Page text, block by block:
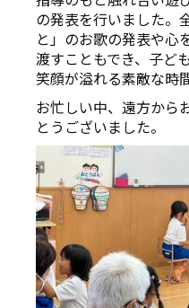
の発表を行いました。
と」のお歌の発表や心
渡すこともでき、子ど
笑顔が溢れる素敵な時
お忙しい中、遠方から
とうございました。